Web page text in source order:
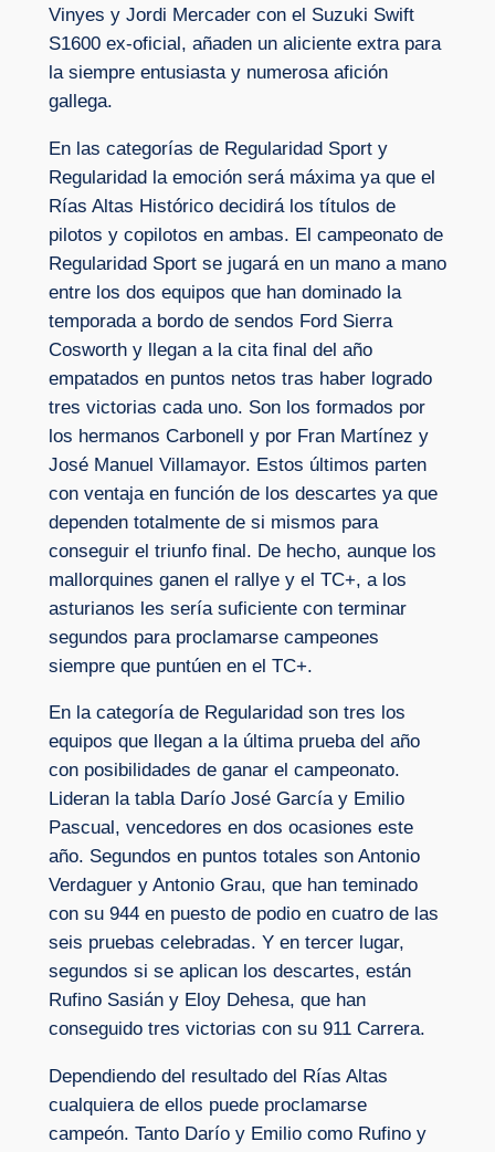
Vinyes y Jordi Mercader con el Suzuki Swift
S1600 ex-oficial, añaden un aliciente extra para
la siempre entusiasta y numerosa afición
gallega.
En las categorías de Regularidad Sport y
Regularidad la emoción será máxima ya que el
Rías Altas Histórico decidirá los títulos de
pilotos y copilotos en ambas. El campeonato de
Regularidad Sport se jugará en un mano a mano
entre los dos equipos que han dominado la
temporada a bordo de sendos Ford Sierra
Cosworth y llegan a la cita final del año
empatados en puntos netos tras haber logrado
tres victorias cada uno. Son los formados por
los hermanos Carbonell y por Fran Martínez y
José Manuel Villamayor. Estos últimos parten
con ventaja en función de los descartes ya que
dependen totalmente de si mismos para
conseguir el triunfo final. De hecho, aunque los
mallorquines ganen el rallye y el TC+, a los
asturianos les sería suficiente con terminar
segundos para proclamarse campeones
siempre que puntúen en el TC+.
En la categoría de Regularidad son tres los
equipos que llegan a la última prueba del año
con posibilidades de ganar el campeonato.
Lideran la tabla Darío José García y Emilio
Pascual, vencedores en dos ocasiones este
año. Segundos en puntos totales son Antonio
Verdaguer y Antonio Grau, que han teminado
con su 944 en puesto de podio en cuatro de las
seis pruebas celebradas. Y en tercer lugar,
segundos si se aplican los descartes, están
Rufino Sasián y Eloy Dehesa, que han
conseguido tres victorias con su 911 Carrera.
Dependiendo del resultado del Rías Altas
cualquiera de ellos puede proclamarse
campeón. Tanto Darío y Emilio como Rufino y